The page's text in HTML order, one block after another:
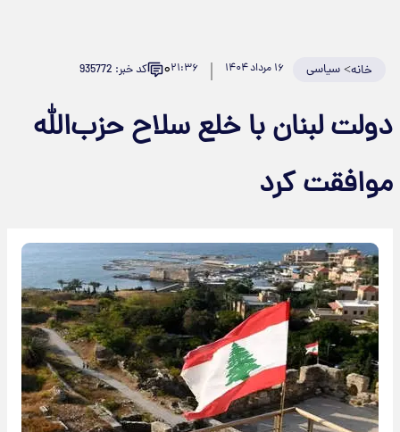
خانه>سیاسی ۱۶ مرداد ۱۴۰۴ ۲۱:۳۶۰ کد خبر: 935772
دولت لبنان با خلع سلاح حزب‌الله
موافقت کرد